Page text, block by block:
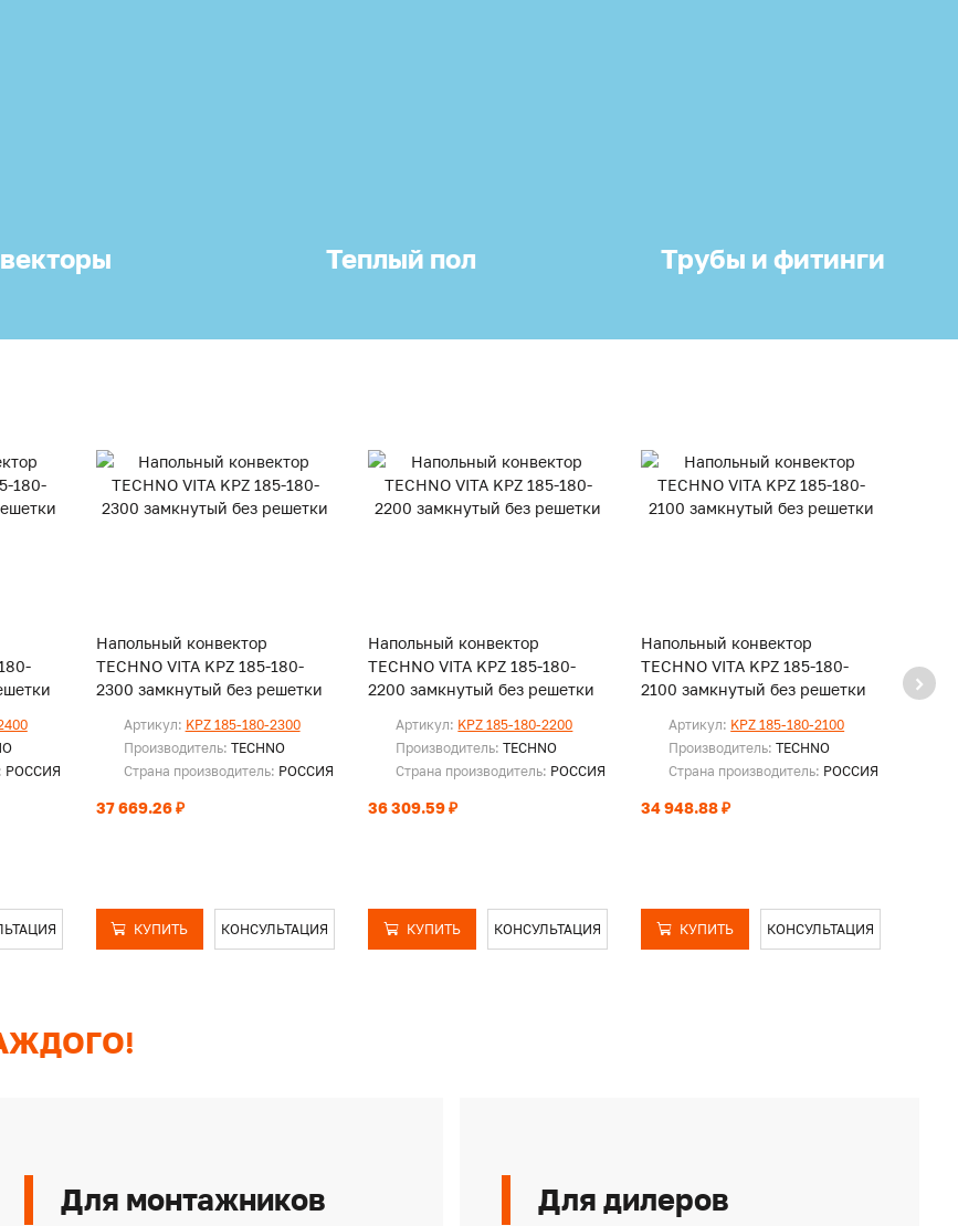
Теплый пол Трубы и фитинги
РОССИЯ
Напольный конвектор
TECHNO VITA KPZ 185-180-
2300 замкнутый без решетки
Артикул: KPZ 185-180-2300
Производитель: TECHNO
Страна производитель: РОССИЯ
37 669.26 ₽
КУПИТЬ КОНСУЛЬТАЦИЯ
Напольный конвектор
TECHNO VITA KPZ 185-180-
2200 замкнутый без решетки
Артикул: KPZ 185-180-2200
Производитель:TECHNO
Страна производитель: РОССИЯ
36 309.59 ₽
КУПИТЬ КОНСУЛЬТАЦИЯ
Напольный конвектор
TECHNO VITA KPZ 185-180-
2100 замкнутый без решетки
Артикул: KPZ 185-180-2100
Производитель:TECHNO
Страна производитель: РОССИЯ
34 948.88 ₽
КУПИТЬ КОНСУЛЬТАЦИЯ
2000
Для монтажников Для дилеров